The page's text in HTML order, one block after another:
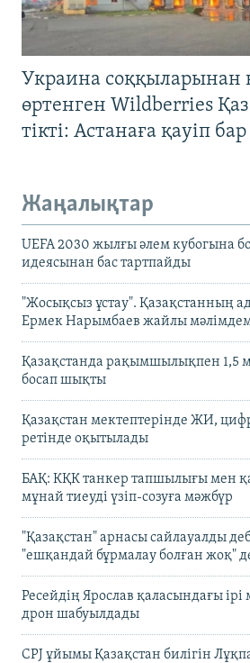
Украина соққыларынан
өртенген Wildberries
тікті: Астанаға қауіп
Жаңалықтар
UEFA 2030 жылғы әлем кубогына
идеясынан бас тартпайды
"Жосықсыз ұстау". Қазақстанның
Ермек Нарымбаев жайлы
Қазақстанда рақымшылықпен 1,5
босап шықты
Қазақстан мектептерінде ЖИ,
ретінде оқытылады
БАҚ: КҚК танкер тапшылығы мен
мұнай тиеуді үзіп-созуға мәжбүр
"Қазақстан" арнасы сайлауалды
"ешқандай бұрмалау болған жоқ"
Ресейдің Ярослав қаласындағы
дрон шабуылдады
CPJ ұйымы Қазақстан билігін